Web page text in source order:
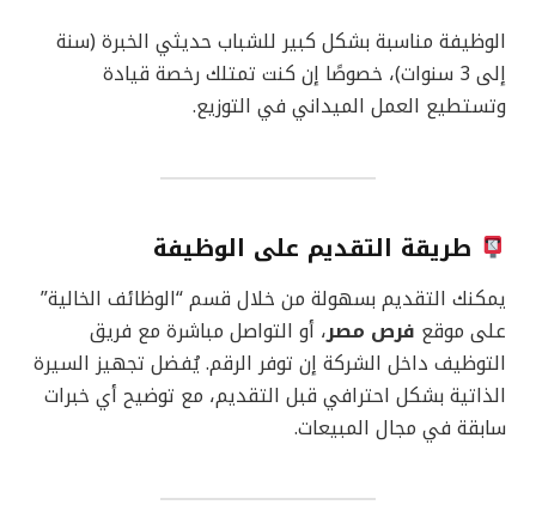
الوظيفة مناسبة بشكل كبير للشباب حديثي الخبرة (سنة
إلى 3 سنوات)، خصوصًا إن كنت تمتلك رخصة قيادة
وتستطيع العمل الميداني في التوزيع.
طريقة التقديم على الوظيفة
يمكنك التقديم بسهولة من خلال قسم “الوظائف الخالية”
على موقع فرص مصر، أو التواصل مباشرة مع فريق
التوظيف داخل الشركة إن توفر الرقم. يُفضل تجهيز السيرة
الذاتية بشكل احترافي قبل التقديم، مع توضيح أي خبرات
سابقة في مجال المبيعات.